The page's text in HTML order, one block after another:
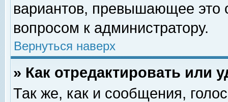
вариантов, превышающее это
вопросом к администратору.
Вернуться наверх
» Как отредактировать или
Так же, как и сообщения,